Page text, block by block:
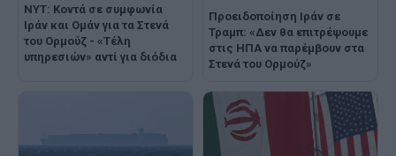
NYT: Κοντά σε συμφωνία
Ιράν και Ομάν για τα Στενά
του Ορμούζ - «Τέλη
υπηρεσιών» αντί για διόδια
Προειδοποίηση Ιράν σε
Τραμπ: «Δεν θα επιτρέψουμε
στις ΗΠΑ να παρέμβουν στα
Στενά του Ορμούζ»